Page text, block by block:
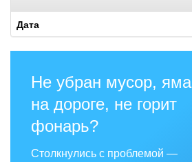
Дата
Не убран мусор, яма
на дороге, не горит
фонарь?
Столкнулись с проблемой —